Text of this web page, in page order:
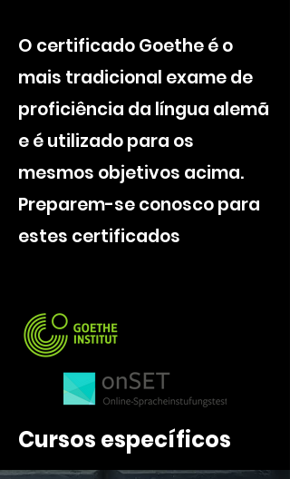
O certificado Goethe é o
mais tradicional exame de
proficiência da língua alemã
e é utilizado para os
mesmos objetivos acima.
Preparem-se conosco para
estes certificados
Cursos específicos